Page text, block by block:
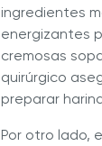
ingredientes
energizantes
cremosas
quirúrgico
preparar
Por otro lado,